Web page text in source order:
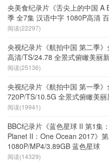
央美食纪录片《舌尖上的中国 A
季 全7集 汉语中字 1080P高清
阅读(22297)
央视纪录片《航拍中国 第二季
高清/TS/24.78 全景式俯瞰美丽
阅读(25136)
央视纪录片《航拍中国 第一季
720P/TS/10.5G 全景式俯瞰美丽
阅读(19941)
BBC纪录片《蓝色星球 II 第1集
Planet II：One Ocean 2017》
1080P/MP4/3.89GB 蓝色星球
阅读(14329)